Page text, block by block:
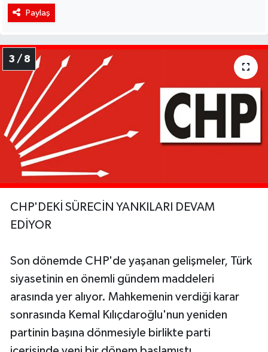
Paylaş
3 / 8
CHP'DEKİ SÜRECİN YANKILARI DEVAM
EDİYOR
Son dönemde CHP'de yaşanan gelişmeler, Türk
siyasetinin en önemli gündem maddeleri
arasında yer alıyor. Mahkemenin verdiği karar
sonrasında Kemal Kılıçdaroğlu'nun yeniden
partinin başına dönmesiyle birlikte parti